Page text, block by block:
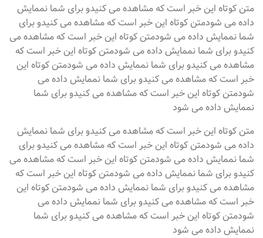
متن کوتاه این خبر است که مشاهده می کنیدو برای شما نممایش
داده می شودمتن کوتاه این خبر است که مشاهده می کنیدو برای
شما نممایش داده می شودمتن کوتاه این خبر است که مشاهده می
کنیدو برای شما نممایش داده می شودمتن کوتاه این خبر است که
مشاهده می کنیدو برای شما نممایش داده می شودمتن کوتاه این
خبر است که مشاهده می کنیدو برای شما نممایش داده می
شودمتن کوتاه این خبر است که مشاهده می کنیدو برای شما
نممایش داده می شود
متن کوتاه این خبر است که مشاهده می کنیدو برای شما نممایش
داده می شودمتن کوتاه این خبر است که مشاهده می کنیدو برای
شما نممایش داده می شودمتن کوتاه این خبر است که مشاهده می
کنیدو برای شما نممایش داده می شودمتن کوتاه این خبر است که
مشاهده می کنیدو برای شما نممایش داده می شودمتن کوتاه این
خبر است که مشاهده می کنیدو برای شما نممایش داده می
شودمتن کوتاه این خبر است که مشاهده می کنیدو برای شما
نممایش داده می شود